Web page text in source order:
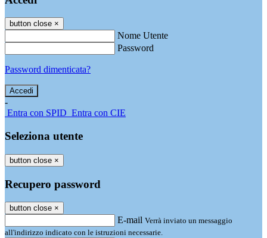
button close ×
Nome Utente
Password
Password dimenticata?
-
Entra con SPID Entra con CIE
Seleziona utente
button close ×
Recupero password
button close ×
E-mail Verrà inviato un messaggio
all'indirizzo indicato con le istruzioni necessarie.